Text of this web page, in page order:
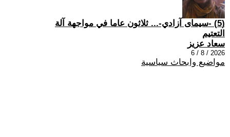
(5) -سيمای آزادي-... ثلاثون عاما في مواجهة آلة
التعتيم
سعاد عزيز
2026 / 8 / 6
مواضيع وابحاث سياسية